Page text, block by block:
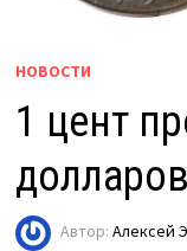
НОВОСТИ
1 цент
долларов
Автор: Алексей